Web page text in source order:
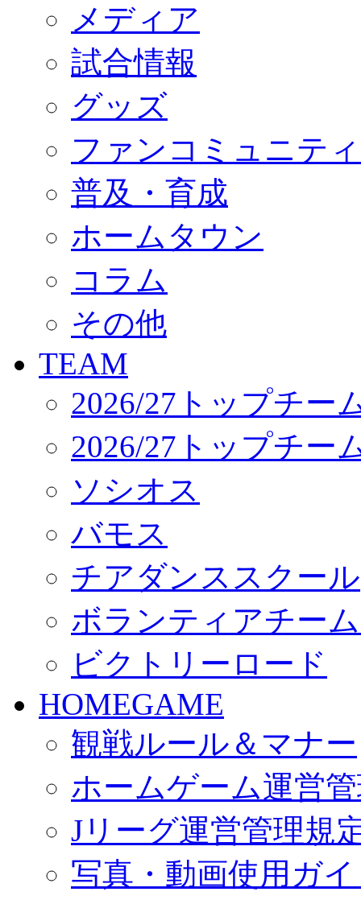
2026/27ファンコミュニティ
サポートショップ
GOODS
オフィシャルストア（実店舗）
オンラインストア
ACADEMY
アカデミーについて
コーチ&スタッフ
ジュニア
ジュニアユース
ユース
練習拠点（ナラディーア）
SCHOOL
CLUB
パートナー募集
クラブ理念
サステナビリティ
Web制作支援
応援プロジェクト
メディア
試合情報
グッズ
ファンコミュニティ
普及・育成
ホームタウン
コラム
その他
TEAM
2026/27トップチー
2026/27トップチー
ソシオス
バモス
チアダンススクール
ボランティアチー
ビクトリーロード
HOMEGAME
観戦ルール＆マナー
ホームゲーム運営
Jリーグ運営管理規
写真・動画使用ガ